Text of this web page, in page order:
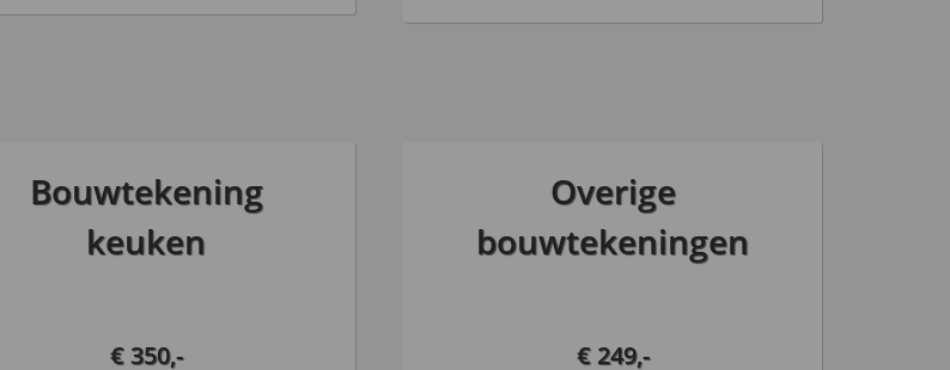
Bouwtekening
keuken
€ 350,-
Overige
bouwtekeningen
€ 249,-